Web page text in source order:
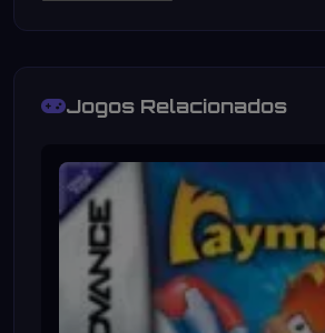
Jogos Relacionados